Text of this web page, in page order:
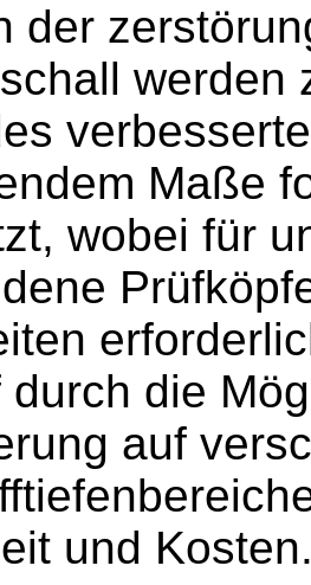
der
werden
Maße
wobei für
durch die
auf
und